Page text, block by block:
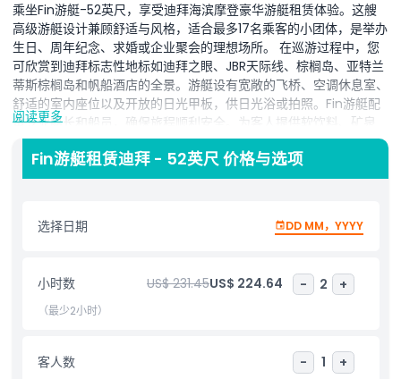
乘坐Fin游艇-52英尺，享受迪拜海滨摩登豪华游艇租赁体验。这艘
高级游艇设计兼顾舒适与风格，适合最多17名乘客的小团体，是举办
生日、周年纪念、求婚或企业聚会的理想场所。 在巡游过程中，您
可欣赏到迪拜标志性地标如迪拜之眼、JBR天际线、棕榈岛、亚特兰
蒂斯棕榈岛和帆船酒店的全景。游艇设有宽敞的飞桥、空调休息室、
舒适的室内座位以及开放的日光甲板，供日光浴或拍照。Fin游艇配
备专业船长和船员，确保旅程顺利安全。为客人提供软饮料、矿泉
水、新鲜毛巾和救生衣。您还可以根据需求预订钓鱼设备或烧烤餐饮
服务，提升体验。无论选择上午、下午还是日落巡航，这艘52英尺
的游艇都能完美融合舒适、奢华与美景。
亮点
包含项
阅读更多
Fin游艇租赁迪拜 - 52英尺 价格与选项
选择日期 DD MM，YYYY
小时数 US$ 231.45US$ 224.64 - 2 +
（最少2小时）
客人数 - 1 +